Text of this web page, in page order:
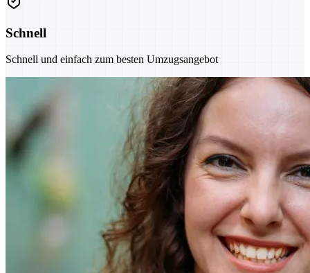
Schnell
Schnell und einfach zum besten Umzugsangebot